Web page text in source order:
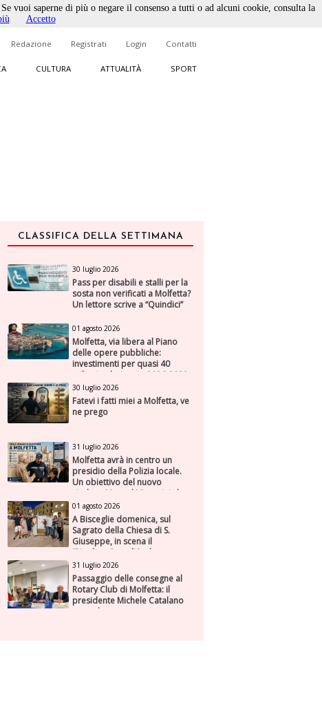
Redazione Registrati Login Contatti
CULTURA ATTUALITÀ SPORT
CLASSIFICA DELLA SETTIMANA
30 luglio 2026
Pass per disabili e stalli per la
sosta non verificati a Molfetta?
Un lettore scrive a “Quindici”
01 agosto 2026
Molfetta, via libera al Piano
delle opere pubbliche:
investimenti per quasi 40
milioni nel triennio 2026-2028
30 luglio 2026
Fatevi i fatti miei a Molfetta, ve
ne prego
31 luglio 2026
Molfetta avrà in centro un
presidio della Polizia locale.
Un obiettivo del nuovo
sindaco Manuel Minervini che
diviene realtà, con la speranza
di maggiore efficienza e
presenza sul territorio
01 agosto 2026
A Bisceglie domenica, sul
Sagrato della Chiesa di S.
Giuseppe, in scena il
“Rigoletto” con l’Orchestra
Sinfonica Federiciana
31 luglio 2026
Passaggio delle consegne al
Rotary Club di Molfetta: il
presidente Michele Catalano
succede a se stesso
vuoi saperne di più o negare il consenso a tutti o ad alcuni cookie, consulta la
Accetto